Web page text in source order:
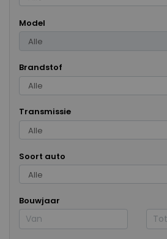
Model
Brandstof
Transmissie
Soort auto
Bouwjaar